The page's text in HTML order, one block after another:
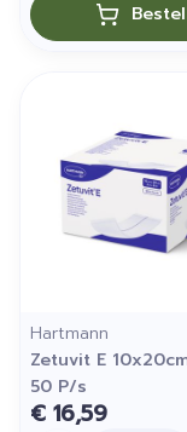
Bestel
Hartmann
Zetuvit E
50 P/s
€ 16,59